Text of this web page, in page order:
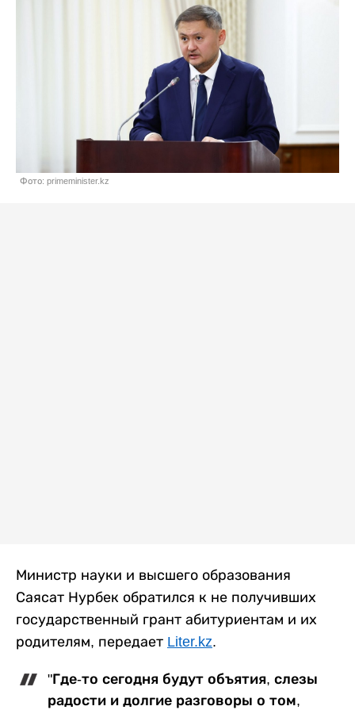
Фото: primeminister.kz
Министр науки и высшего образования
Саясат Нурбек обратился к не получивших
государственный грант абитуриентам и их
родителям, передает Liter.kz.
"Где-то сегодня будут объятия, слезы
радости и долгие разговоры о том,